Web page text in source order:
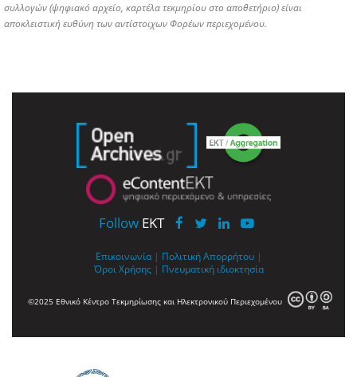
συλλογών (ψηφιακό αρχείο, καρτέλα τεκμηρίου στο αποθετήριο) είναι
αποκλειστική ευθύνη των αντίστοιχων Φορέων περιεχομένου.
Follow EKT
Επικοινωνία | Πολιτική Απορρήτου |
Όροι Χρήσης | Πνευματική ιδιοκτησία
©2025 Εθνικό Κέντρο Τεκμηρίωσης και Ηλεκτρονικού Περιεχομένου